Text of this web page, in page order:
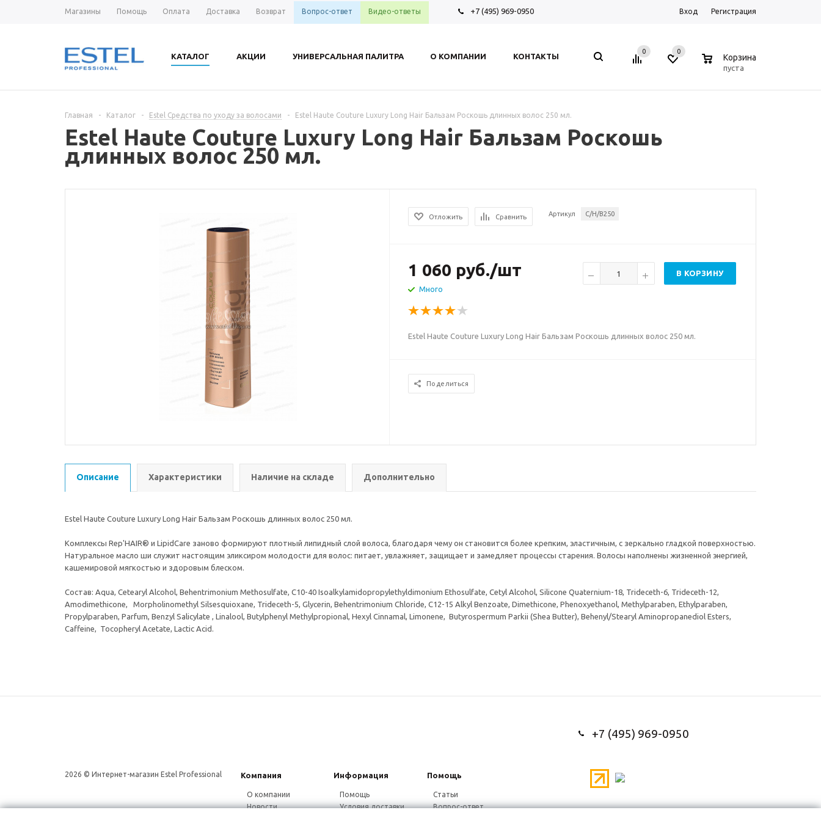
Магазины Помощь Оплата Доставка Возврат Вопрос-ответ Видео-ответы +7 (495) 969-0950 Вход Регистрация
КАТАЛОГ АКЦИИ УНИВЕРСАЛЬНАЯ ПАЛИТРА О КОМПАНИИ КОНТАКТЫ
0 0
Корзина
пуста
Главная - Каталог - Estel Средства по уходу за волосами - Estel Haute Couture Luxury Long Hair Бальзам Роскошь длинных волос 250 мл.
Estel Haute Couture Luxury Long Hair Бальзам Роскошь
длинных волос 250 мл.
Отложить Сравнить Артикул C/H/B250
1 060 руб./шт
Много
В КОРЗИНУ
Estel Haute Couture Luxury Long Hair Бальзам Роскошь длинных волос 250 мл.
Поделиться
Описание Характеристики Наличие на складе Дополнительно
Estel Haute Couture Luxury Long Hair Бальзам Роскошь длинных волос 250 мл.
Комплексы Rep'HAIR® и LipidCare заново формируют плотный липидный слой волоса, благодаря чему он становится более крепким, эластичным, с зеркально гладкой поверхностью.
Натуральное масло ши служит настоящим эликсиром молодости для волос: питает, увлажняет, защищает и замедляет процессы старения. Волосы наполнены жизненной энергией,
кашемировой мягкостью и здоровым блеском.
Состав: Aqua, Cetearyl Alcohol, Behentrimonium Methosulfate, C10-40 Isoalkylamidopropylethyldimonium Ethosulfate, Cetyl Alcohol, Silicone Quaternium-18, Trideceth-6, Trideceth-12,
Amodimethicone, Morpholinomethyl Silsesquioxane, Trideceth-5, Glycerin, Behentrimonium Chloride, C12-15 Alkyl Benzoate, Dimethicone, Phenoxyethanol, Methylparaben, Ethylparaben,
Propylparaben, Parfum, Benzyl Salicylate , Linalool, Butylphenyl Methylpropional, Hexyl Cinnamal, Limonene, Butyrospermum Parkii (Shea Butter), Behenyl/Stearyl Aminopropanediol Esters,
Cаffeine, Tocopheryl Acetate, Lactic Acid.
+7 (495) 969-0950
2026 © Интернет-магазин Estel Professional Компания Информация Помощь
О компании
Новости
Помощь
Условия доставки
Статьи
Вопрос-ответ